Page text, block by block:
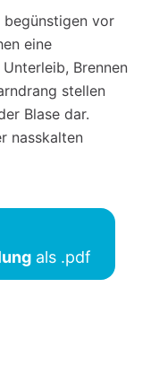
begünstigen vor
eine
Brennen
stellen
Blase dar.
nasskalten
als .pdf